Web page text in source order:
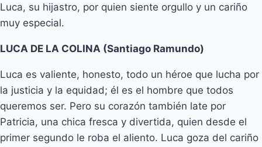
Luca, su hijastro, por quien siente orgullo y un cariño
muy especial.
LUCA DE LA COLINA (Santiago Ramundo)
Luca es valiente, honesto, todo un héroe que lucha por
la justicia y la equidad; él es el hombre que todos
queremos ser. Pero su corazón también late por
Patricia, una chica fresca y divertida, quien desde el
primer segundo le roba el aliento. Luca goza del cariño